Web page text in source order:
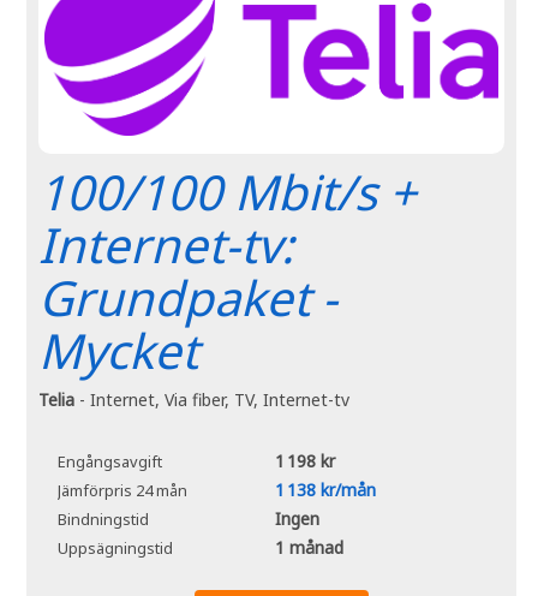
100/100 Mbit/s +
Internet-tv:
Grundpaket -
Mycket
Telia - Internet, Via fiber, TV, Internet-tv
Engångsavgift 1 198 kr
Jämförpris 24 mån 1 138 kr/mån
Bindningstid Ingen
Uppsägningstid 1 månad